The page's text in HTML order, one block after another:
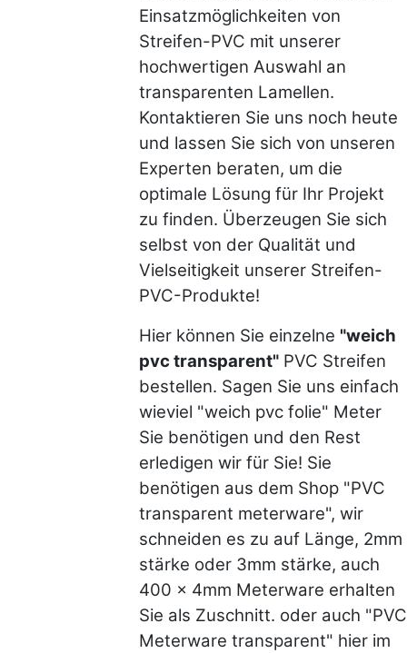
Einsatzmöglichkeiten von
Streifen-PVC mit unserer
hochwertigen Auswahl an
transparenten Lamellen.
Kontaktieren Sie uns noch heute
und lassen Sie sich von unseren
Experten beraten, um die
optimale Lösung für Ihr Projekt
zu finden. Überzeugen Sie sich
selbst von der Qualität und
Vielseitigkeit unserer Streifen-
PVC-Produkte!
Hier können Sie einzelne "weich
pvc transparent" PVC Streifen
bestellen. Sagen Sie uns einfach
wieviel "weich pvc folie" Meter
Sie benötigen und den Rest
erledigen wir für Sie! Sie
benötigen aus dem Shop "PVC
transparent meterware", wir
schneiden es zu auf Länge, 2mm
stärke oder 3mm stärke, auch
400 x 4mm Meterware erhalten
Sie als Zuschnitt. oder auch "PVC
Meterware transparent" hier im